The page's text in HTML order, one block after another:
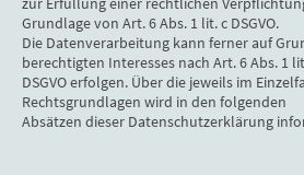
Grundlage von Art. 6 Abs. 1 lit. c DSGVO.
Die Datenverarbeitung kann ferner auf
berechtigten Interesses nach Art. 6 Abs. 1
DSGVO erfolgen. Über die jeweils im
Rechtsgrundlagen wird in den folgenden
Absätzen dieser Datenschutzerklärung